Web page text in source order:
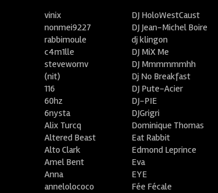
vinix
nonmei9227
rabbimoule
c4m1lle
stevewornv
(nit)
116
60hz
6nysta
Alix Turcq
Altered Beast
Alto Clark
Amel Bent
Anna
annelolococo
DJ HoloWestCaust
DJ Jean-Michel Boire
dj klingon
DJ MiX Me
DJ Mmmmmmhh
Dj No Breakfast
DJ Pute-Acier
DJ-PIE
DJGrigri
Dominique Thomas
Eat Rabbit
Edmond Leprince
Eva
EYE
Fée Fécale